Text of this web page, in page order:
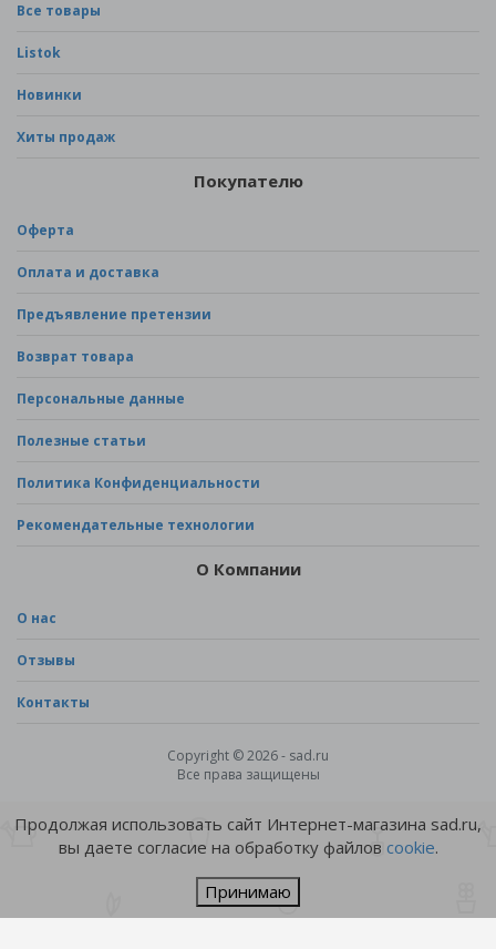
Все товары
Listok
Новинки
Хиты продаж
Покупателю
Оферта
Оплата и доставка
Предъявление претензии
Возврат товара
Персональные данные
Полезные статьи
Политика Конфиденциальности
Рекомендательные технологии
О Компании
О нас
Отзывы
Контакты
Copyright © 2026 - sad.ru
Все права защищены
Продолжая использовать сайт Интернет-магазина sad.ru,
вы даете согласие на обработку файлов cookie.
Принимаю